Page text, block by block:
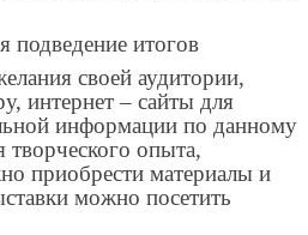
подведение итогов
своей аудитории,
интернет – сайты для
информации по данному
творческого опыта,
приобрести материалы и
можно посетить